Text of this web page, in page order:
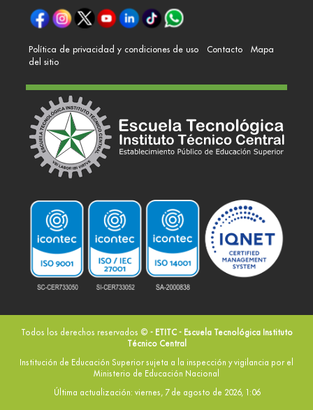
Política de privacidad y condiciones de uso Contacto
Mapa
del sitio
Todos los derechos reservados © - ETITC - Escuela Tecnológica Instituto
Técnico Central
Institución de Educación Superior sujeta a la inspección y vigilancia por el
Ministerio de Educación Nacional
Última actualización: viernes, 7 de agosto de 2026, 1:06